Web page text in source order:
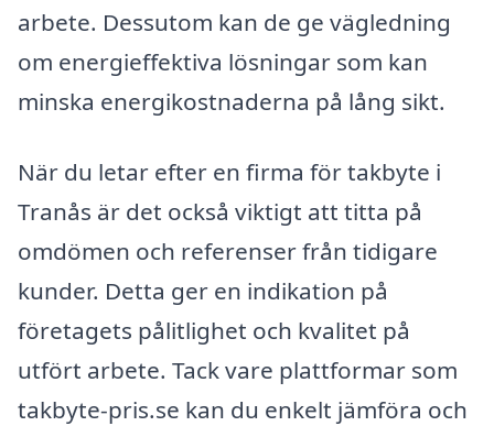
arbete. Dessutom kan de ge vägledning
om energieffektiva lösningar som kan
minska energikostnaderna på lång sikt.
När du letar efter en firma för takbyte i
Tranås är det också viktigt att titta på
omdömen och referenser från tidigare
kunder. Detta ger en indikation på
företagets pålitlighet och kvalitet på
utfört arbete. Tack vare plattformar som
takbyte-pris.se kan du enkelt jämföra och